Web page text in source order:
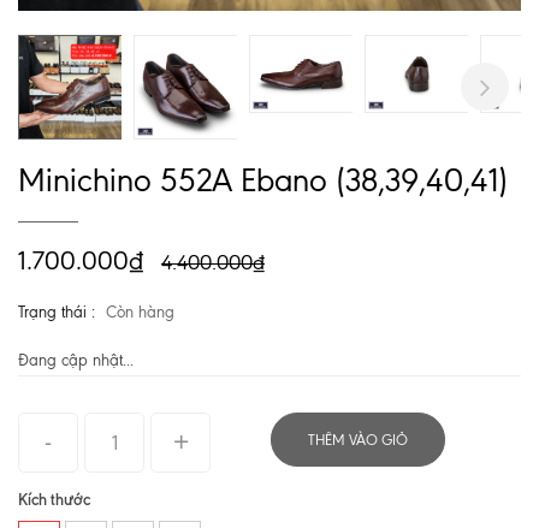
Minichino 552A Ebano (38,39,40,41)
1.700.000₫ 4.400.000₫
Trạng thái : Còn hàng
Đang cập nhật...
Kích thước
THÊM VÀO GIỎ